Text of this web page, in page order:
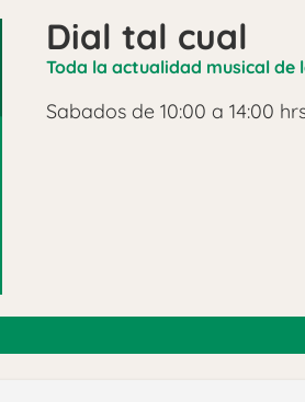
Dial tal cual
Toda la actualidad musical de
Sabados de 10:00 a 14:00